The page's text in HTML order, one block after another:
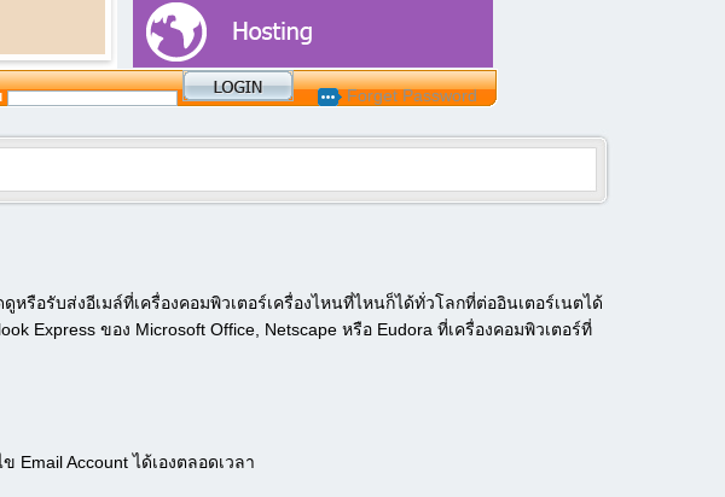
Forget Password
รือรับส่งอีเมล์ที่เครื่องคอมพิวเตอร์เครื่องไหนที่ไหนก็ได้ทั่วโลกที่ต่ออินเตอร์เนตได้
Express ของ Microsoft Office, Netscape หรือ Eudora ที่เครื่องคอมพิวเตอร์ที่
Email Account ได้เองตลอดเวลา